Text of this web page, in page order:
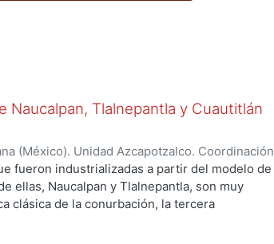
Naucalpan, Tlalnepantla y Cuautitlán
(México). Unidad Azcapotzalco. Coordinación
03)Venancio Castillo, Hugo
fueron industrializadas a partir del modelo de
ellas, Naucalpan y Tlalnepantla, son muy
clásica de la conurbación, la tercera